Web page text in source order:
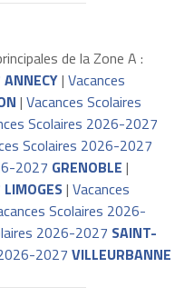
de la Zone A :
ANNECY| Vacances
| Vacances Scolaires
Scolaires 2026-2027
Scolaires 2026-2027
2027 GRENOBLE |
LIMOGES| Vacances
Scolaires 2026-
2026-2027 SAINT-
2027 VILLEURBANNE